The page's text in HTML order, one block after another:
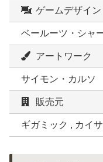
ゲームデザイン
ベールーツ・シャ
アートワーク
サイモン・カルソ
販売元
ギガミック , カイ